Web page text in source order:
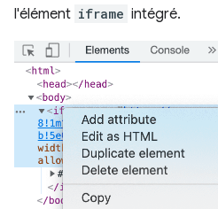
l'élément iframe intégré.